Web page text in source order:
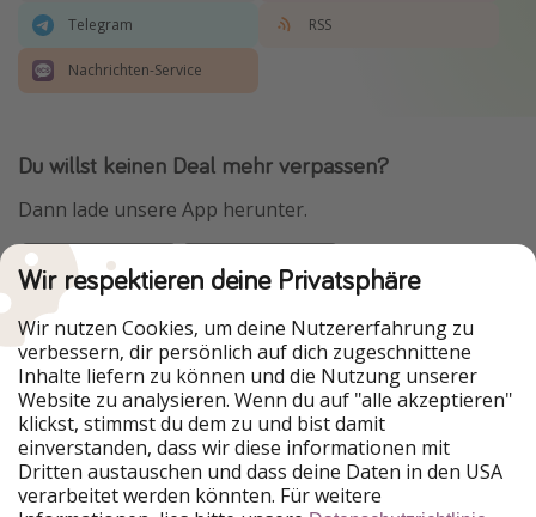
Telegram RSS
Nachrichten-Service
Du willst keinen Deal mehr verpassen?
Dann lade unsere App herunter.
Urlaubspiraten ist Teil der HolidayPirates Group
Unsere Märkte
PiratinViaggio
HolidayPirates
VakantiePiraten
WakacyjniPiraci
VoyagesPirates
Ferienpiraten
Urlaubspiraten
ViajerosPiratas
TravelPirates
Wir respektieren deine Privatsphäre
Wir nutzen Cookies, um deine Nutzererfahrung zu
verbessern, dir persönlich auf dich zugeschnittene
Inhalte liefern zu können und die Nutzung unserer
Website zu analysieren. Wenn du auf "alle akzeptieren"
klickst, stimmst du dem zu und bist damit
einverstanden, dass wir diese informationen mit
Dritten austauschen und dass deine Daten in den USA
verarbeitet werden könnten. Für weitere